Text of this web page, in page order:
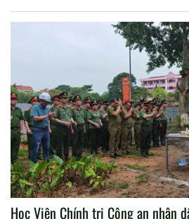
Học Viện Chính trị Công an nhân